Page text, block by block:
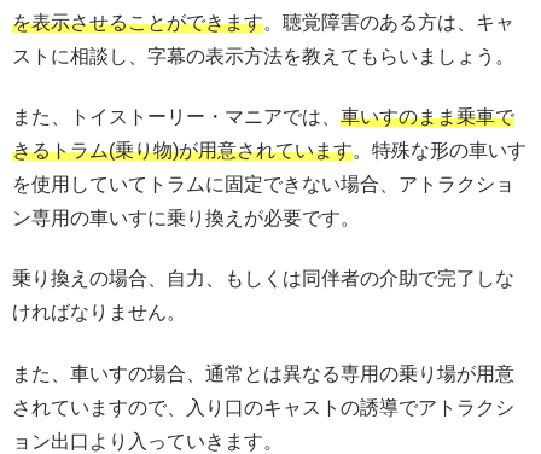
を表示させることができます。聴覚障害のある方は、キャ
ストに相談し、字幕の表示方法を教えてもらいましょう。
また、トイストーリー・マニアでは、 車いすのまま乗車で
きるトラム(乗り物)が用意されています。特殊な形の車いす
を使用していてトラムに固定できない場合、アトラクショ
ン専用の車いすに乗り換えが必要です。
乗り換えの場合、自力、もしくは同伴者の介助で完了しな
ければなりません。
また、車いすの場合、通常とは異なる専用の乗り場が用意
されていますので、入り口のキャストの誘導でアトラクシ
ョン出口より入っていきます。